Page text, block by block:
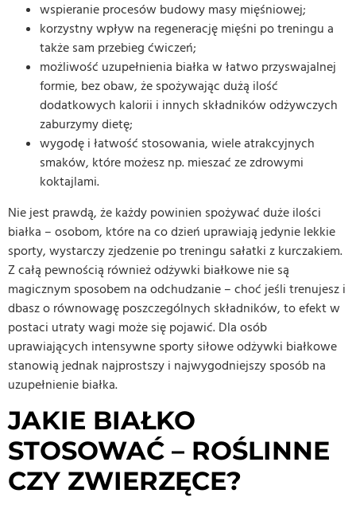
wspieranie procesów budowy masy mięśniowej;
korzystny wpływ na regenerację mięśni po treningu a
także sam przebieg ćwiczeń;
możliwość uzupełnienia białka w łatwo przyswajalnej
formie, bez obaw, że spożywając dużą ilość
dodatkowych kalorii i innych składników odżywczych
zaburzymy dietę;
wygodę i łatwość stosowania, wiele atrakcyjnych
smaków, które możesz np. mieszać ze zdrowymi
koktajlami.
Nie jest prawdą, że każdy powinien spożywać duże ilości
białka – osobom, które na co dzień uprawiają jedynie lekkie
sporty, wystarczy zjedzenie po treningu sałatki z kurczakiem.
Z całą pewnością również odżywki białkowe nie są
magicznym sposobem na odchudzanie – choć jeśli trenujesz i
dbasz o równowagę poszczególnych składników, to efekt w
postaci utraty wagi może się pojawić. Dla osób
uprawiających intensywne sporty siłowe odżywki białkowe
stanowią jednak najprostszy i najwygodniejszy sposób na
uzupełnienie białka.
JAKIE BIAŁKO
STOSOWAĆ – ROŚLINNE
CZY ZWIERZĘCE?